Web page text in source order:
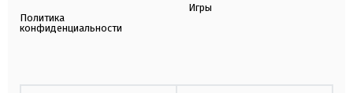
Политика
конфиденциальности
Игры